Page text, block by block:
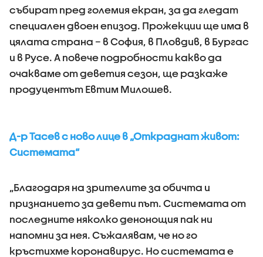
събират пред големия екран, за да гледат
специален двоен епизод. Прожекции ще има в
цялата страна – в София, в Пловдив, в Бургас
и в Русе. А повече подробности какво да
очакваме от деветия сезон, ще разкаже
продуцентът Евтим Милошев.
Д-р Тасев с ново лице в „Откраднат живот:
Системата“
„Благодаря на зрителите за обичта и
признанието за девети път. Системата от
последните няколко денонощия пак ни
напомни за нея. Съжалявам, че но го
кръстихме коронавирус. Но системата е